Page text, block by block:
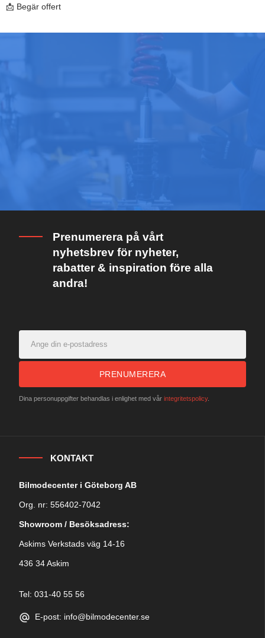
📩 Begär offert
Prenumerera på vårt
nyhetsbrev för nyheter,
rabatter & inspiration före alla
andra!
PRENUMERERA
Dina personuppgifter behandlas i enlighet med vår integritetspolicy.
KONTAKT
Bilmodecenter i Göteborg AB
Org. nr: 556402-7042
Showroom / Besöksadress:
Askims Verkstads väg 14-16
436 34 Askim
Tel: 031-40 55 56
E-post: info@bilmodecenter.se